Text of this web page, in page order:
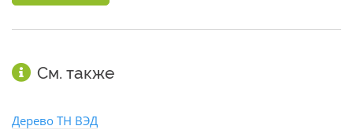
См. также
Дерево ТН ВЭД